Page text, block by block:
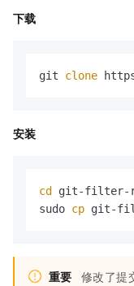
下载
git clone
安装
cd
git-filter-
sudo cp git-
重要 修改了提